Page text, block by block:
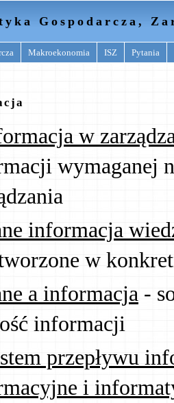
Gospodarcza,
Makroekonomia ISZ Pytania
w
wymaganej
informacja
w
a informacja -
informacji
przepływu
i